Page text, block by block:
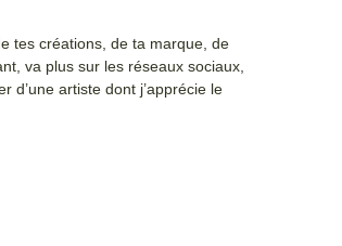
tes créations, de ta marque, de
va plus sur les réseaux sociaux,
d’une artiste dont j’apprécie le